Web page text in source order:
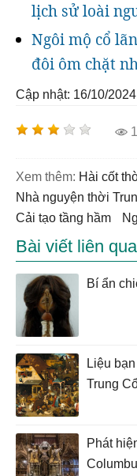
lịch sử loài
Ngôi mộ cổ
đôi ôm chặt
Cập nhật: 16/10/2024
Xem thêm:
hài cốt
Nhà nguyện thời
cải tạo tầng hầm
Bài viết liên
Bí ẩn
Liệu
Trung
Phát